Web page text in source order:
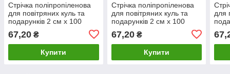
Стрічка поліпропіленова
для повітряних куль та
подарунків 2 см х 100
67,20 ₴
Купити
Стрічка поліпропіленова
для повітряних куль та
подарунків 2 см х 100
67,20₴
Купити
для